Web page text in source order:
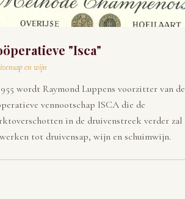
"Isca"
en wijn
wordt Raymond Luppens voorzitter van de
vennootschap ISCA die de
in de druivenstreek verder zal
tot druivensap, wijn en schuimwijn.